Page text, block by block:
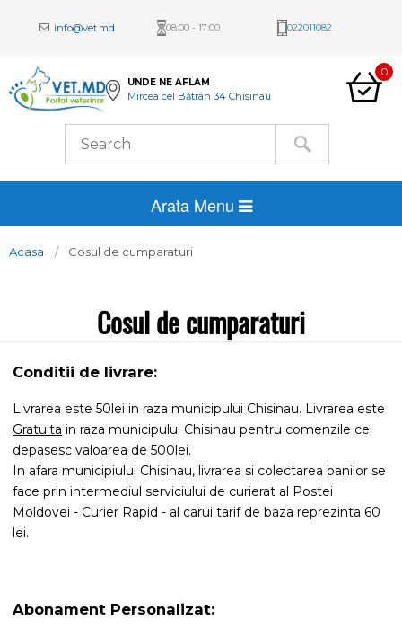
info@vet.md 08:00 - 17:00 022011082
UNDE NE AFLAM
Mircea cel Bătrân 34 Chisinau
0
Arata Menu
Acasa Cosul de cumparaturi
Cosul de cumparaturi
Conditii de livrare:
Livrarea este 50lei in raza municipului Chisinau. Livrarea este
Gratuita in raza municipului Chisinau pentru comenzile ce
depasesc valoarea de 500lei.
In afara municipiului Chisinau, livrarea si colectarea banilor se
face prin intermediul serviciului de curierat al Postei
Moldovei - Curier Rapid - al carui tarif de baza reprezinta 60
lei.
Abonament Personalizat: